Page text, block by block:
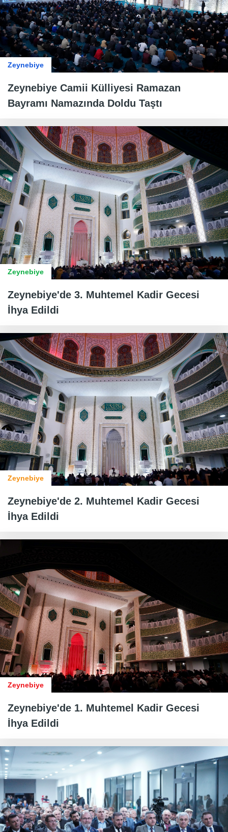
Zeynebiye
Zeynebiye Camii Külliyesi Ramazan
Bayramı Namazında Doldu Taştı
Zeynebiye
Zeynebiye'de 3. Muhtemel Kadir Gecesi
İhya Edildi
Zeynebiye
Zeynebiye'de 2. Muhtemel Kadir Gecesi
İhya Edildi
Zeynebiye
Zeynebiye'de 1. Muhtemel Kadir Gecesi
İhya Edildi